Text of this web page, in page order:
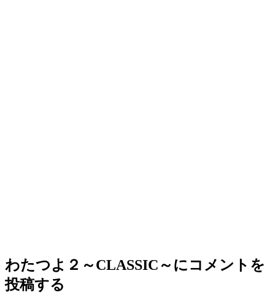
わたつよ２～CLASSIC～ にコメントを
投稿する